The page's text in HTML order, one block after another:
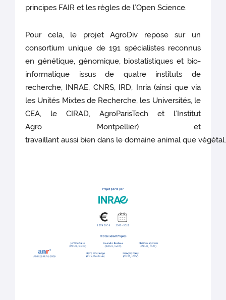
principes FAIR et les règles de l’Open Science.
Pour cela, le projet AgroDiv repose sur un
consortium unique de 191 spécialistes reconnus
en génétique, génomique, biostatistiques et bio-
informatique issus de quatre instituts de
recherche, INRAE, CNRS, IRD, Inria (ainsi que via
les Unités Mixtes de Recherche, les Universités, le
CEA, le CIRAD, AgroParisTech et l’Institut
Agro Montpellier) et
travaillant aussi bien dans le domaine animal que végétal.